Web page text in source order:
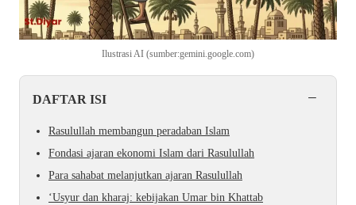
Ilustrasi AI (sumber:gemini.google.com)
DAFTAR ISI −
Rasulullah membangun peradaban Islam
Fondasi ajaran ekonomi Islam dari Rasulullah
Para sahabat melanjutkan ajaran Rasulullah
‘Usyur dan kharaj: kebijakan Umar bin Khattab